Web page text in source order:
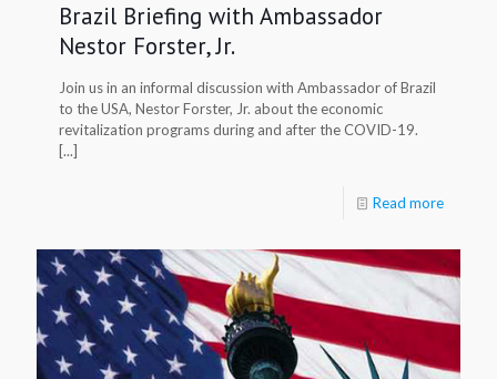
Brazil Briefing with Ambassador
Nestor Forster, Jr.
Join us in an informal discussion with Ambassador of Brazil
to the USA, Nestor Forster, Jr. about the economic
revitalization programs during and after the COVID-19.
[...]
Read more